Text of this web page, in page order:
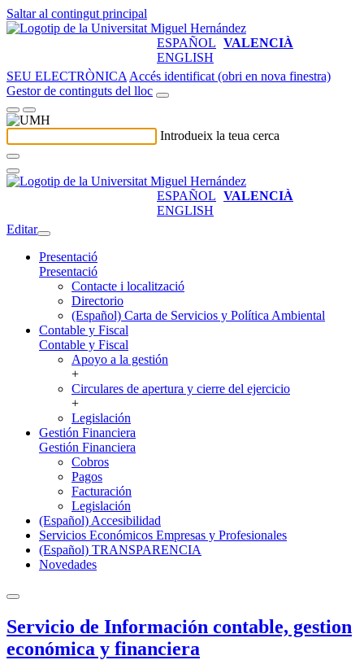
Saltar al contingut principal
ESPAÑOL VALENCIÀ
ENGLISH
SEU ELECTRÒNICA Accés identificat (obri en nova finestra)
Gestor de continguts del lloc
Introdueix la teua cerca
ESPAÑOL VALENCIÀ
ENGLISH
Editar
Presentació
Presentació
Contacte i localització
Directorio
(Español) Carta de Servicios y Política Ambiental
Contable y Fiscal
Contable y Fiscal
Apoyo a la gestión
+
Circulares de apertura y cierre del ejercicio
+
Legislación
Gestión Financiera
Gestión Financiera
Cobros
Pagos
Facturación
Legislación
(Español) Accesibilidad
Servicios Económicos Empresas y Profesionales
(Español) TRANSPARENCIA
Novedades
Servicio de Información contable, gestion
económica y financiera